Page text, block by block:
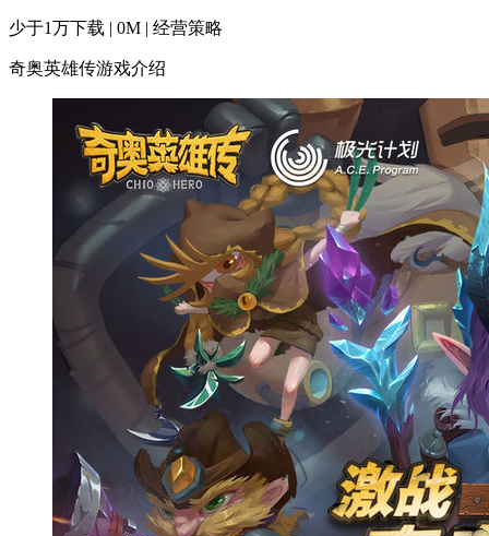
少于1万下载 | 0M | 经营策略
奇奥英雄传游戏介绍